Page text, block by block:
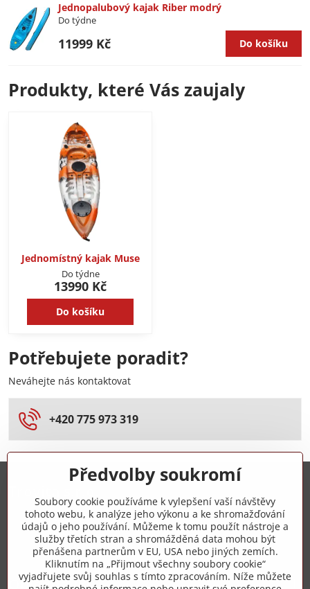
Jednopalubový kajak Riber modrý
Do týdne
11999 Kč Do košíku
Produkty, které Vás zaujaly
Jednomístný kajak Muse
Do týdne
13990 Kč
Do košíku
Potřebujete poradit?
Neváhejte nás kontaktovat
+420 775 973 319
+420 775 973 319
info​@zipzop​.cz
Objednávky
Předvolby soukromí
Soubory cookie používáme k vylepšení vaší návštěvy
tohoto webu, k analýze jeho výkonu a ke shromažďování
údajů o jeho používání. Můžeme k tomu použít nástroje a
služby třetích stran a shromážděná data mohou být
přenášena partnerům v EU, USA nebo jiných zemích.
Kliknutím na „Přijmout všechny soubory cookie“
vyjadřujete svůj souhlas s tímto zpracováním. Níže můžete